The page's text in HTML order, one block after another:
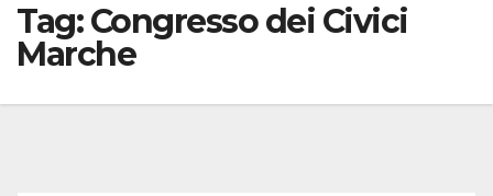
Tag:Congresso dei Civici
Marche